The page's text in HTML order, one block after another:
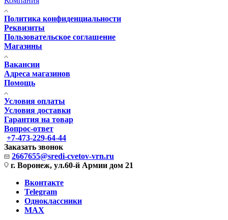
Политика конфиденциальности
Реквизиты
Пользовательское соглашение
Магазины
Вакансии
Адреса магазинов
Помощь
Условия оплаты
Условия доставки
Гарантия на товар
Вопрос-ответ
+7-473-229-64-44
Заказать звонок
2667655@sredi-cvetov-vrn.ru
г. Воронеж, ул.60-й Армии дом 21
Вконтакте
Telegram
Одноклассники
MAX